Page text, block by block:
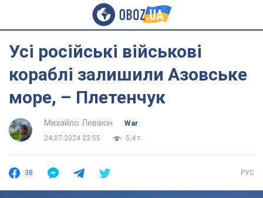
Усі російські військові
кораблі залишили Азовське
море, – Плетенчук
Михайло Левакін
War
24.07.2024 23:55
5,4 т.
38 РУС